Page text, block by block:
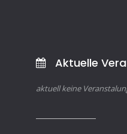
Aktuelle
aktuell keine